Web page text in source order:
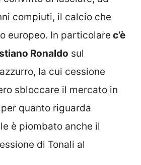
compiuti, il calcio che
europeo. In particolare c’è
Ronaldo sul
la cui cessione
sbloccare il mercato in
quanto riguarda
è piombato anche il
di Tonali al